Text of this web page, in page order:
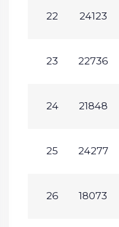
22 24123
23 22736
24 21848
25 24277
26 18073